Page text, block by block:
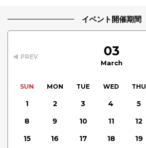
イベント開催期間
PREV 03
March
SUN MON TUE WED THU
1 2 3 4 5
8
9 10 11 12
15
16 17 18 19